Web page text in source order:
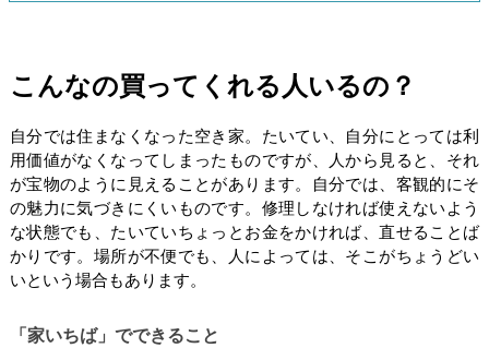
こんなの買ってくれる人いるの？
自分では住まなくなった空き家。たいてい、自分にとっては利
用価値がなくなってしまったものですが、人から見ると、それ
が宝物のように見えることがあります。自分では、客観的にそ
の魅力に気づきにくいものです。修理しなければ使えないよう
な状態でも、たいていちょっとお金をかければ、直せることば
かりです。場所が不便でも、人によっては、そこがちょうどい
いという場合もあります。
「家いちば」でできること